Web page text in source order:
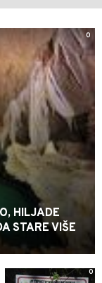
0
HILJADE
STARE VIŠE
0